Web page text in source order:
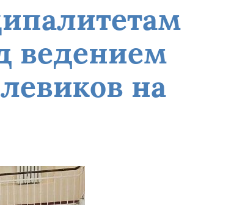
ведением
на